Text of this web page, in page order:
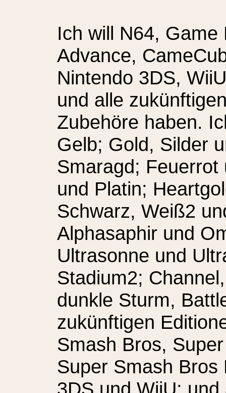
Ich will N64,
Advance,
Nintendo 3DS,
und alle
Zubehöre haben.
Gelb; Gold, Silder
Smaragd;
und Platin;
Schwarz, Weiß2
Alphasaphir und
Ultrasonne und
Stadium2;
dunkle Sturm,
zukünftigen
Smash Bros,
Super Smash
3DS und WiiU;